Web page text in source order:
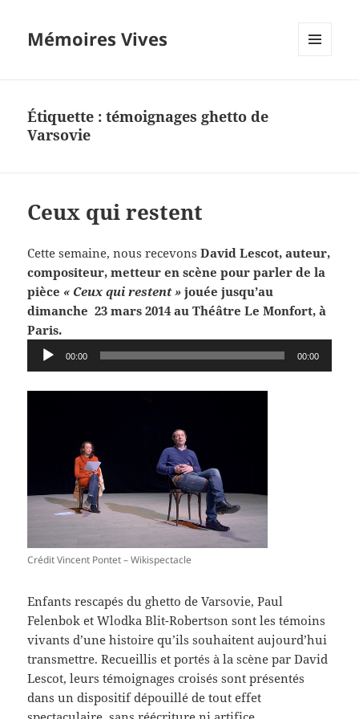
Mémoires Vives
Étiquette :témoignages ghetto de
Varsovie
Ceux qui restent
Cette semaine, nous recevonsDavid Lescot, auteur,
compositeur, metteur en scène pour parler de la
pièce « Ceux qui restent » jouée jusqu’au
dimanche 23 mars 2014 au Théâtre Le Monfort, à
Paris.
Lecteur
audio
00:00 00:00
Crédit Vincent Pontet – Wikispectacle
Enfants rescapés du ghetto de Varsovie, Paul
Felenbok et Wlodka Blit-Robertson sont les témoins
vivants d’une histoire qu’ils souhaitent aujourd’hui
transmettre. Recueillis et portés à la scène par David
Lescot, leurs témoignages croisés sont présentés
dans un dispositif dépouillé de tout effet